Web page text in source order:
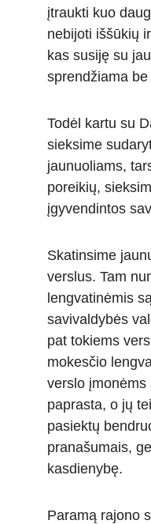
įtraukti kuo
nebijoti iššūkių
kas susiję su
sprendžiama
Todėl kartu su
sieksime
jaunuoliams,
poreikių,
įgyvendintos
Skatinsime
verslus. Tam
lengvatinėmis
savivaldybės
pat tokiems
mokesčio
verslo
paprasta, o jų
pasiektų
pranašumais,
kasdienybę.
Paramą rajono